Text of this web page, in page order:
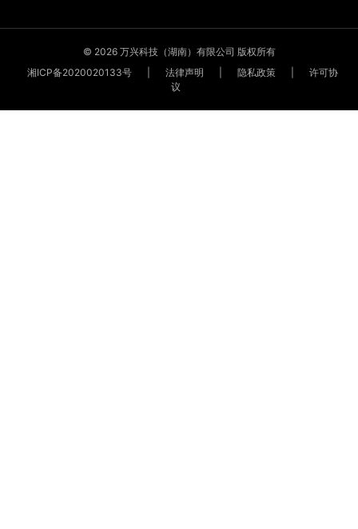
© 2026 万兴科技（湖南）有限公司 版权所有
湘ICP备2020020133号
法律声明 隐私政策
许可协
议